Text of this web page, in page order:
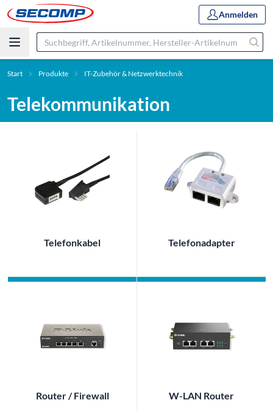
Anmelden
Start Produkte IT-Zubehör & Netzwerktechnik
Telekommunikation
Telefonkabel Telefonadapter
Router / Firewall W-LAN Router